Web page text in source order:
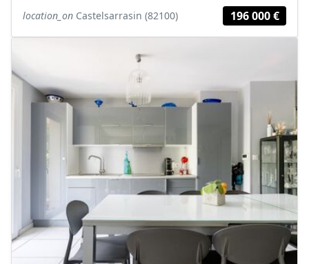
location_on Castelsarrasin (82100) 196 000 €